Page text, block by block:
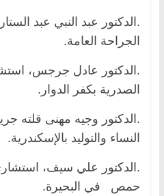
.الدكتور عبد النبي عبد
الجراحة العامة.
.الدكتور عادل جرجس،
الصدرية بكفر الدوار.
.الدكتور وجيه مهنى قلته
النساء والتوليد بالإسكندرية.
.الدكتور علي سيف،
حمص في البحيرة.